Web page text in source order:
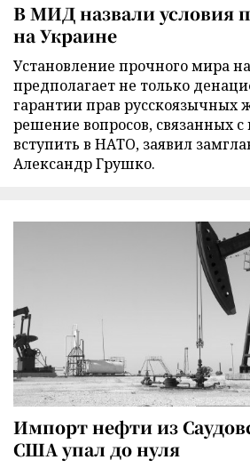
В МИД назвали условия
на Украине
Установление прочного мира
предполагает не только
гарантии прав русскоязычных
решение вопросов, связанных
вступить в НАТО, заявил
Александр Грушко.
Импорт нефти из
США упал до нуля